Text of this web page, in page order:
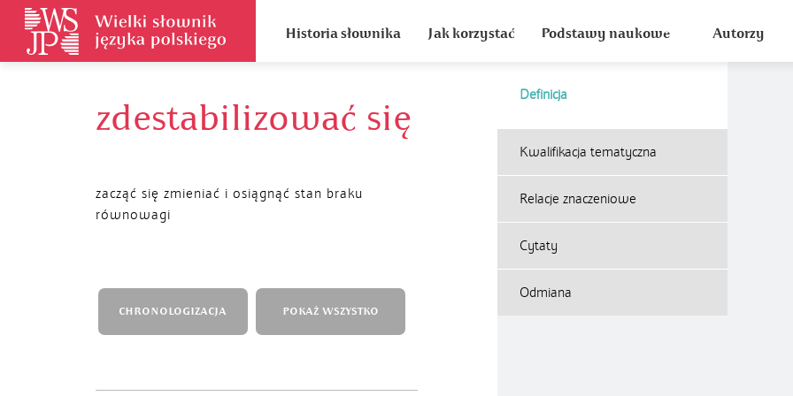
Historia słownika Jak korzystać Podstawy naukowe Autorzy
zdestabilizować się
Definicja
zacząć się zmieniać i osiągnąć stan braku
równowagi
Kwalifikacja tematyczna
Relacje znaczeniowe
Cytaty
Odmiana
CHRONOLOGIZACJA POKAŻ WSZYSTKO